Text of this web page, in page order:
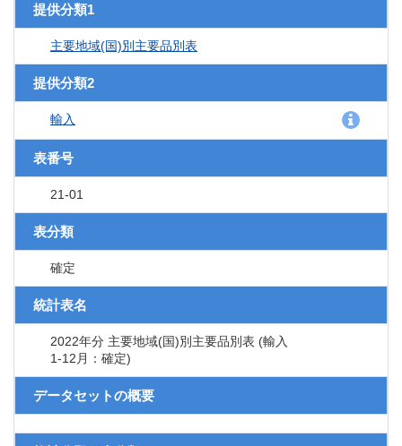
提供分類1
主要地域(国)別主要品別表
提供分類2
輸入
表番号
21-01
表分類
確定
統計表名
2022年分 主要地域(国)別主要品別表 (輸入
1-12月：確定)
データセットの概要